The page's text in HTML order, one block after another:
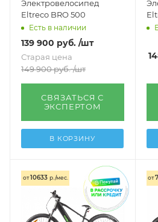
Электровелосипед
Eltreco BRO 500
Есть в наличии
139 900 руб. /шт
Старая цена
149 900руб. /шт
СВЯЗАТЬСЯ С
ЭКСПЕРТОМ
В КОРЗИНУ
от10633 р./мес. от